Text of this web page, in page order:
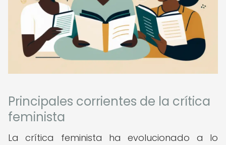
Principales corrientes de la crítica
feminista
La crítica feminista ha evolucionado a lo